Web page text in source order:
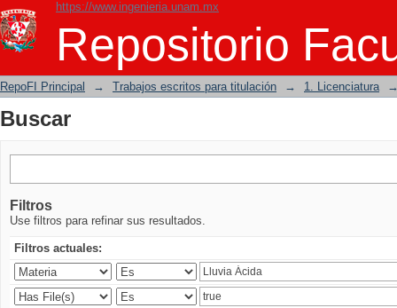
https://www.ingenieria.unam.mx
Repositorio
Buscar
RepoFI Principal → Trabajos escritos para titulación → 1. Licenciatura
Buscar
Filtros
Use filtros para refinar sus resultados.
Filtros actuales: